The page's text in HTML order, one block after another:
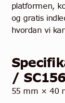
platformen,
og gratis
hvordan vi
/
55 mm × 40